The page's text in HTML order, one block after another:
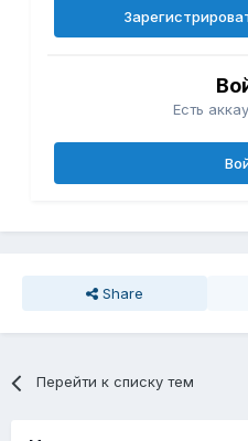
Есть
Share
Перейти к списку тем